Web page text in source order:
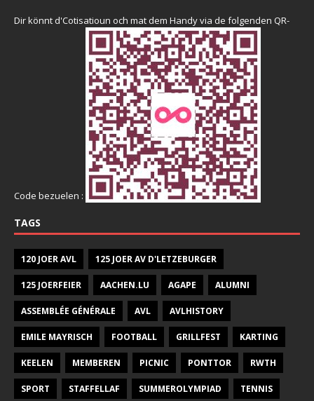
Dir könnt d'Cotisatioun och mat dem Handy via de folgenden QR-
Code bezuelen :
TAGS
120 JOER AVL 125 JOER AV D'LETZEBURGER
125 JOERFEIER AACHEN.LU AGAPE ALUMNI
ASSEMBLÉE GÉNÉRALE AVL AVLHISTORY
EMILE MAYRISCH FOOTBALL GRILLFEST KARTING
KEELEN MEMBEREN PICNIC PONTTOR RWTH
SPORT STAFFELLAF SUMMEROLYMPIAD TENNIS